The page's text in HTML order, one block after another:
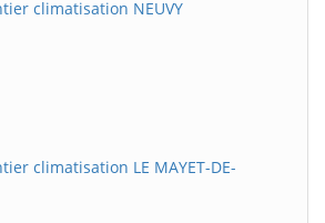
climatisation NEUVY
climatisation LE MAYET-DE-